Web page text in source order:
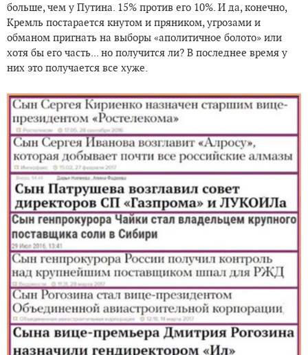
больше, чем у Путина. 15% против его 10%. И да, конечно,
Кремль постарается кнутом и пряником, угрозами и
обманом пригнать на выборы «аполитичное болото» или
хотя бы его часть... но получится ли? В последнее время у
них это получается все хуже.